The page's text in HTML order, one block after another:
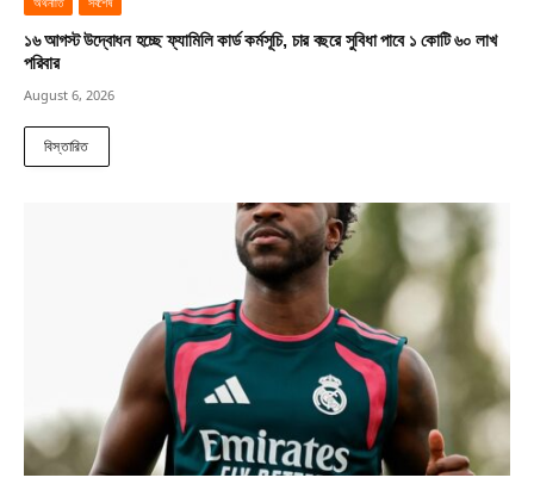
১৬ আগস্ট উদ্বোধন হচ্ছে ফ্যামিলি কার্ড কর্মসূচি, চার বছরে সুবিধা পাবে ১ কোটি ৬০ লাখ
পরিবার
August 6, 2026
বিস্তারিত